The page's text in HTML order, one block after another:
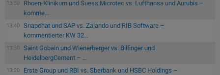
13:50
Rhoen-Klinikum und Suess Microtec vs. Lufthansa und Aurubis –
komme...
13:40
Snapchat und SAP vs. Zalando und RIB Software –
kommentierter KW 32...
13:30
Saint Gobain und Wienerberger vs. Bilfinger und
HeidelbergCement – ...
13:20
Erste Group und RBI vs. Sberbank und HSBC Holdings –